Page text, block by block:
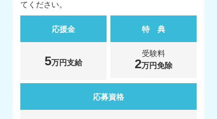
てください。
応援金
5万円支給
特 典
受験料
2万円免除
応募資格